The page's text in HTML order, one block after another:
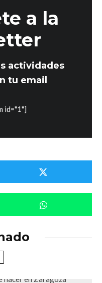
a la
actividades
tu email
id="1"]